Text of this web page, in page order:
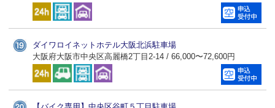
ダイワロイネットホテル大阪北浜駐車場
大阪府大阪市中央区高麗橋2丁目2-14 / 66,000〜72,600円